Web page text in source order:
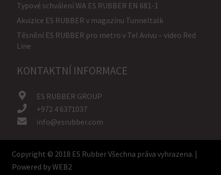
Typové schválení WA ES RUBBER EN 681-1
Akvizice ES RUBBER v magazínu Tunneltalk
Těsnění ES RUBBER pro metro v Tel Avivu – video Red
Line
KONTAKTNÍ INFORMACE
ES RUBBER GROUP
+972 4 6371037
info@esrubber.com
Copyright © 2018 ES Rubber Všechna práva vyhrazena. |
Powered byWEB2